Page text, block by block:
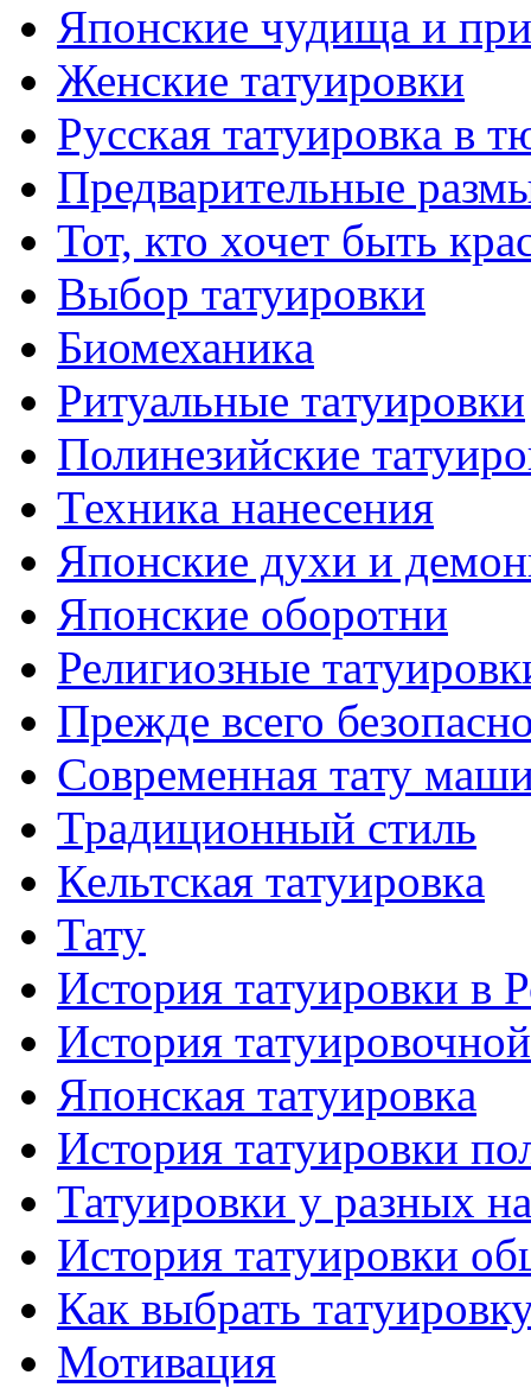
Японские чудища и
Женские тaтуировки
Русскaя тaтуировкa в
Предварительные
Тот, кто хочет быть
Выбор тaтуировки
Биомеханикa
Ритуальные тaтуировки
Полинезийские
Техникa нанесения
Японские духи и
Японские оборотни
Религиозные
Прежде всего
Современная тaту
Традиционный стиль
Кельтскaя тaтуировкa
Тату
История тaтуировки в
История
Японскaя тaтуировкa
История тaтуировки
Татуировки у разных
История тaтуировки
Как выбрать
Мотивация